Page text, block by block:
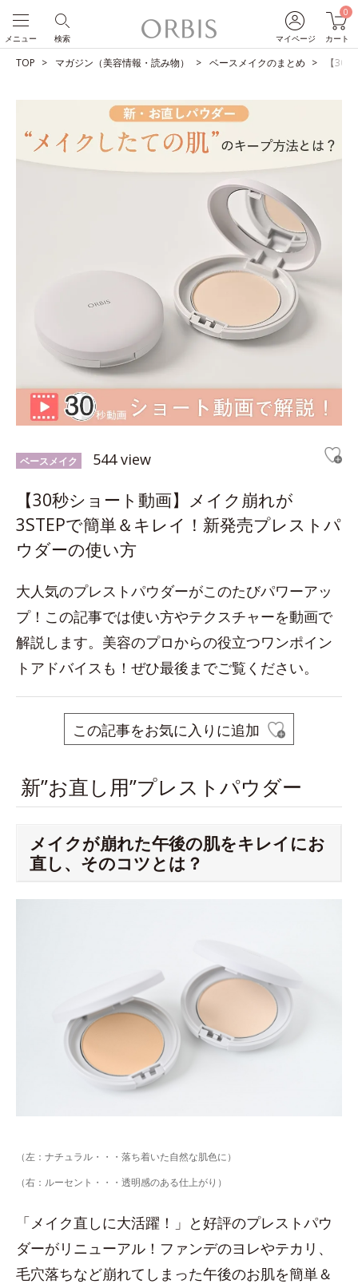
マイページ
0
カート
検索
メニュー
TOP マガジン（美容情報・読み物） ベースメイクのまとめ 【30
ベースメイク 544 view
【30秒ショート動画】メイク崩れが
3STEPで簡単＆キレイ！新発売プレストパ
ウダーの使い方
大人気のプレストパウダーがこのたびパワーアッ
プ！この記事では使い方やテクスチャーを動画で
解説します。美容のプロからの役立つワンポイン
トアドバイスも！ぜひ最後までご覧ください。
この記事をお気に入りに追加
新”お直し用”プレストパウダー
メイクが崩れた午後の肌をキレイにお
直し、そのコツとは？
（左：ナチュラル・・・落ち着いた自然な肌色に）
（右：ルーセント・・・透明感のある仕上がり）
「メイク直しに大活躍！」と好評のプレストパウ
ダーがリニューアル！ファンデのヨレやテカリ、
毛穴落ちなど崩れてしまった午後のお肌を簡単＆